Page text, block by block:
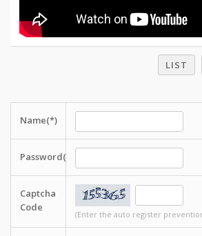
LIST
Name(*)
Password(*)
Captcha
Code
(Enter the auto register